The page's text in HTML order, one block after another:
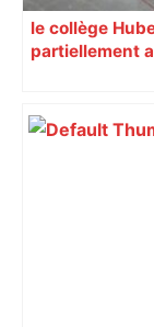
le collège
partiellement